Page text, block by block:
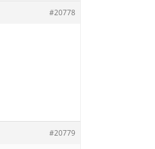
#20778
#20779